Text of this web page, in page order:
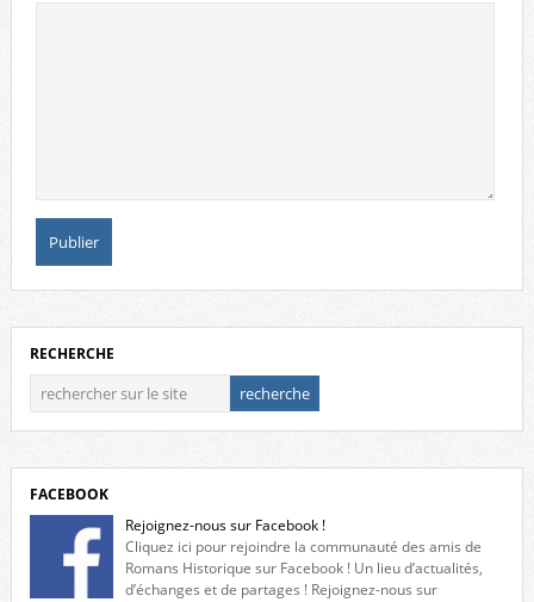
RECHERCHE
FACEBOOK
Rejoignez-nous sur Facebook !
Cliquez ici pour rejoindre la communauté des amis de
Romans Historique sur Facebook ! Un lieu d’actualités,
d’échanges et de partages ! Rejoignez-nous sur